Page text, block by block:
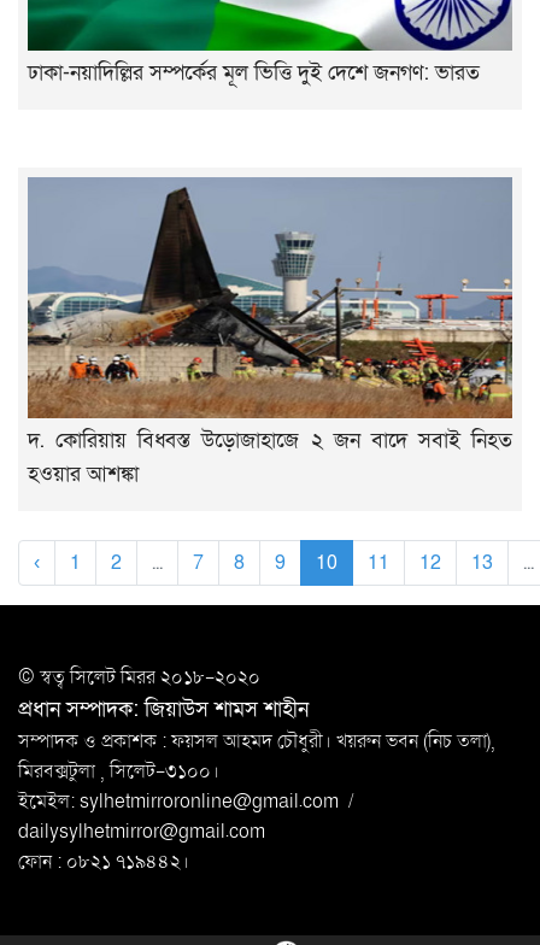
ঢাকা-নয়াদিল্লির সম্পর্কের মূল ভিত্তি দুই দেশে জনগণ: ভারত
দ. কোরিয়ায় বিধ্বস্ত উড়োজাহাজে ২ জন বাদে সবাই নিহত
হওয়ার আশঙ্কা
‹ 1 2 ... 7 8 9 10 11 12 13 ...
© স্বত্ব সি‌লেট মিরর ২০১৮-২০২০
প্রধান সম্পাদক: জিয়াউস শামস শাহীন
সম্পাদক ও প্রকাশক : ফয়সল আহমদ চৌধুরী। খয়রুন ভবন (নিচ তলা),
মিরবক্সটুলা ,সি‌লেট-৩১০০।
ইমেইল:sylhetmirroronline@gmail.com /
dailysylhetmirror@gmail.com
ফোন : ০৮২১ ৭১৯৪৪২।